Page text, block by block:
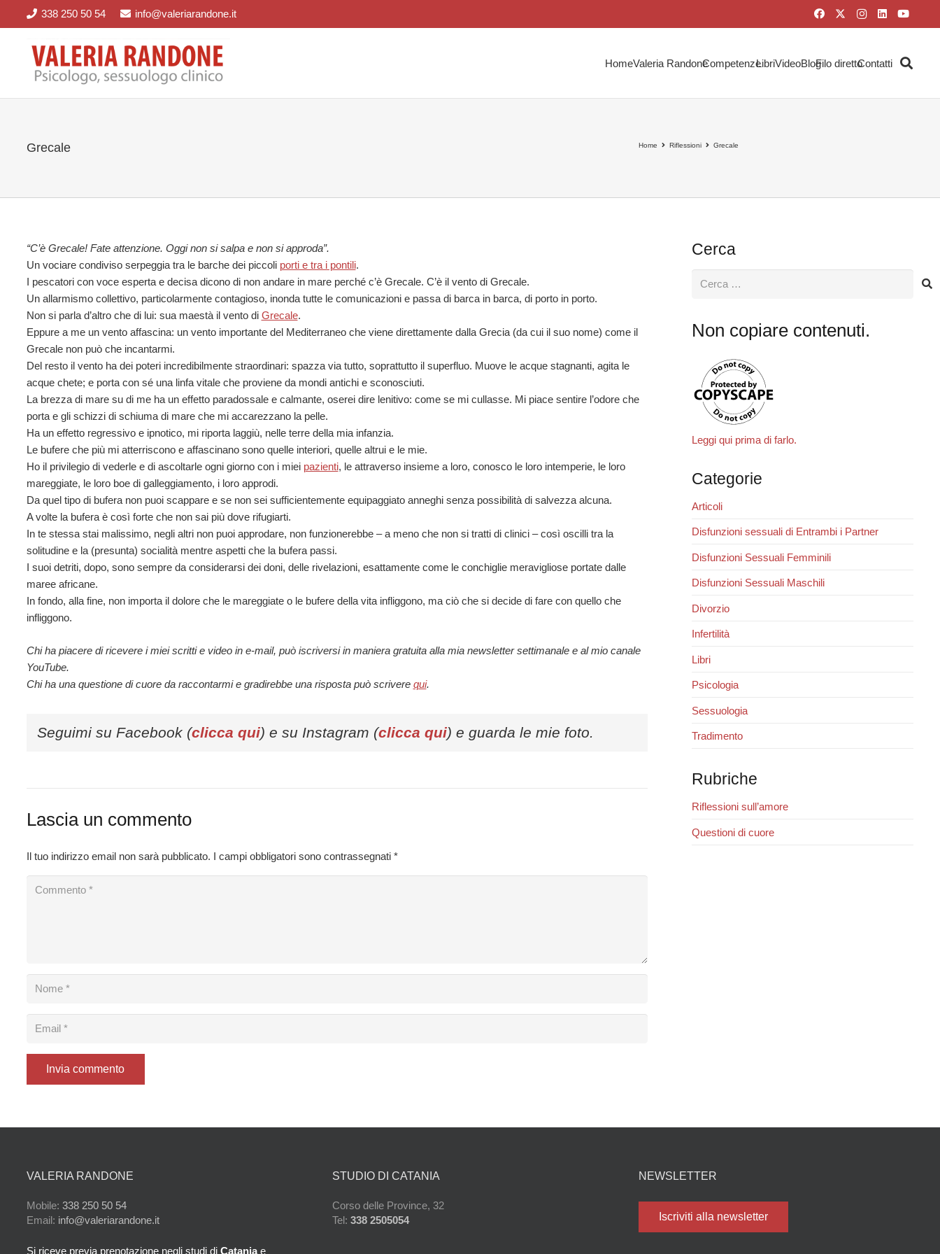
338 250 50 54 info@valeriarandone.it
HomeValeria RandoneCompetenzeLibriVideoBlogFilo direttoContatti
Grecale Home Riflessioni Grecale
“C’è Grecale! Fate attenzione. Oggi non si salpa e non si approda”.
Un vociare condiviso serpeggia tra le barche dei piccoli porti e tra i pontili.
I pescatori con voce esperta e decisa dicono di non andare in mare perché c’è Grecale. C’è il vento di Grecale.
Un allarmismo collettivo, particolarmente contagioso, inonda tutte le comunicazioni e passa di barca in barca, di porto in porto.
Non si parla d’altro che di lui: sua maestà il vento di Grecale.
Eppure a me un vento affascina: un vento importante del Mediterraneo che viene direttamente dalla Grecia (da cui il suo nome) come il
Grecale non può che incantarmi.
Del resto il vento ha dei poteri incredibilmente straordinari: spazza via tutto, soprattutto il superfluo. Muove le acque stagnanti, agita le
acque chete; e porta con sé una linfa vitale che proviene da mondi antichi e sconosciuti.
La brezza di mare su di me ha un effetto paradossale e calmante, oserei dire lenitivo: come se mi cullasse. Mi piace sentire l’odore che
porta e gli schizzi di schiuma di mare che mi accarezzano la pelle.
Ha un effetto regressivo e ipnotico, mi riporta laggiù, nelle terre della mia infanzia.
Le bufere che più mi atterriscono e affascinano sono quelle interiori, quelle altrui e le mie.
Ho il privilegio di vederle e di ascoltarle ogni giorno con i miei pazienti, le attraverso insieme a loro, conosco le loro intemperie, le loro
mareggiate, le loro boe di galleggiamento, i loro approdi.
Da quel tipo di bufera non puoi scappare e se non sei sufficientemente equipaggiato anneghi senza possibilità di salvezza alcuna.
A volte la bufera è così forte che non sai più dove rifugiarti.
In te stessa stai malissimo, negli altri non puoi approdare, non funzionerebbe – a meno che non si tratti di clinici – così oscilli tra la
solitudine e la (presunta) socialità mentre aspetti che la bufera passi.
I suoi detriti, dopo, sono sempre da considerarsi dei doni, delle rivelazioni, esattamente come le conchiglie meravigliose portate dalle
maree africane.
In fondo, alla fine, non importa il dolore che le mareggiate o le bufere della vita infliggono, ma ciò che si decide di fare con quello che
infliggono.
Chi ha piacere di ricevere i miei scritti e video in e-mail, può iscriversi in maniera gratuita alla mia newsletter settimanale e al mio canale
YouTube.
Chi ha una questione di cuore da raccontarmi e gradirebbe una risposta può scrivere qui.
Seguimi su Facebook (clicca qui) e su Instagram (clicca qui) e guarda le mie foto.
Lascia un commento
Il tuo indirizzo email non sarà pubblicato. I campi obbligatori sono contrassegnati *
Invia commento
Cerca
Non copiare contenuti.
Leggi qui prima di farlo.
Categorie
Articoli
Disfunzioni sessuali di Entrambi i Partner
Disfunzioni Sessuali Femminili
Disfunzioni Sessuali Maschili
Divorzio
Infertilità
Libri
Psicologia
Sessuologia
Tradimento
Rubriche
Riflessioni sull’amore
Questioni di cuore
VALERIA RANDONE
Mobile: 338 250 50 54
Email: info@valeriarandone.it
Si riceve previa prenotazione negli studi di Cataniae
STUDIO DI CATANIA
Corso delle Province, 32
Tel:338 2505054
NEWSLETTER
Iscriviti alla newsletter